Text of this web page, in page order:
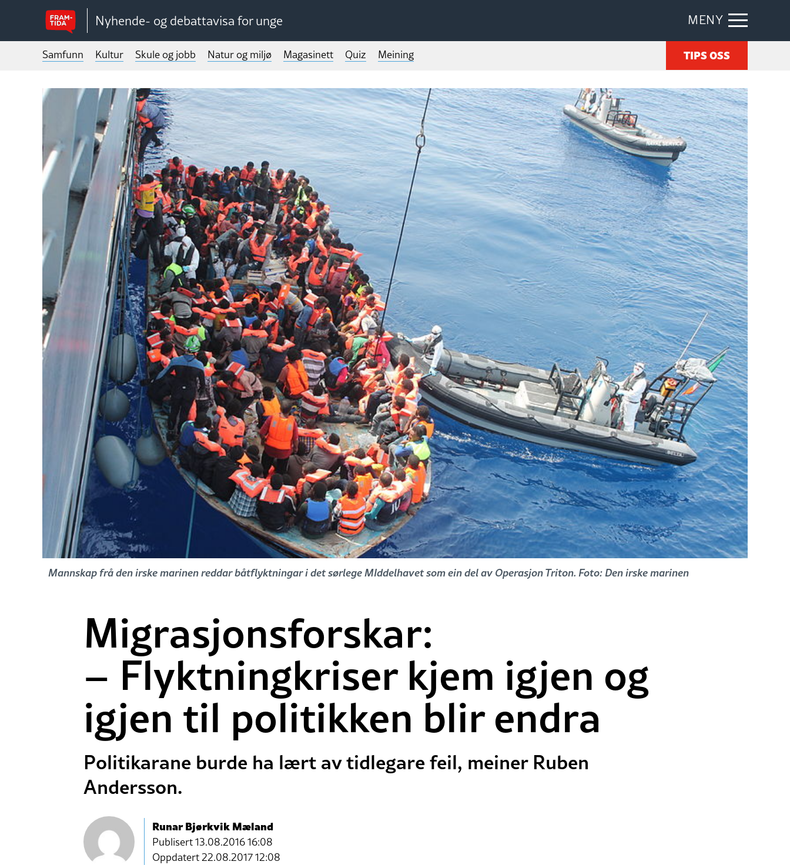
Nyhende- og debattavisa for unge MENY
Samfunn Kultur Skule og jobb Natur og miljø Magasinett Quiz Meining TIPS OSS
Mannskap frå den irske marinen reddar båtflyktningar i det sørlege MIddelhavet som ein del av Operasjon Triton. Foto: Den irske marinen
Migrasjonsforskar:
– Flyktningkriser kjem igjen og
igjen til politikken blir endra
Politikarane burde ha lært av tidlegare feil, meiner Ruben
Andersson.
Runar Bjørkvik Mæland
Publisert13.08.2016 16:08
Oppdatert 22.08.2017 12:08